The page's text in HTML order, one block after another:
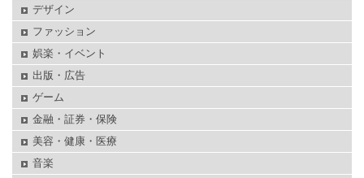
デザイン
ファッション
娯楽・イベント
出版・広告
ゲーム
金融・証券・保険
美容・健康・医療
音楽